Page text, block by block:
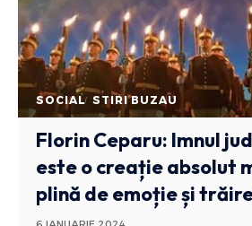
SOCIAL STIRI BUZAU
Florin Ceparu: Imnul
este o creație absolut
plină de emoție și